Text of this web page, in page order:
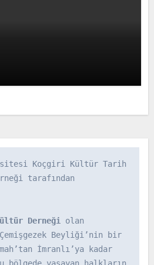
Koçgiri Kültür Tarih
tarafından
Derneği olan
Beyliği’nin bir
İmranlı’ya kadar
bölgede yaşayan halkların